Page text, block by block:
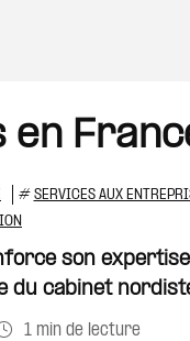
en
# SERVICES AUX
son
du cabinet
1 min de lecture